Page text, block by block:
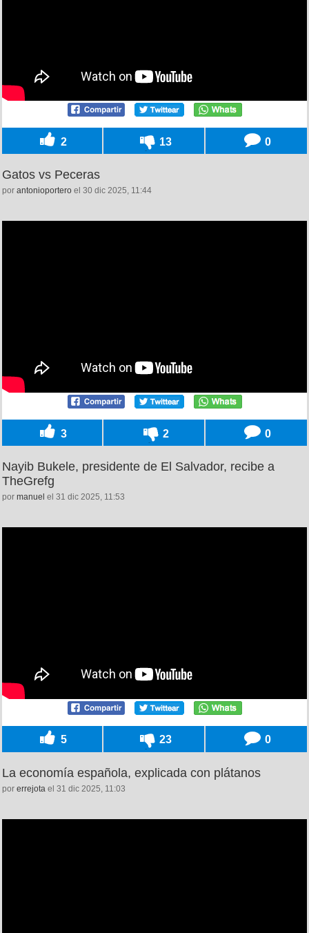
2 13 0
Gatos vs Peceras
por antonioportero el 30 dic 2025, 11:44
3 2 0
Nayib Bukele, presidente de El Salvador, recibe a
TheGrefg
por manuel el 31 dic 2025, 11:53
5 23 0
La economía española, explicada con plátanos
por errejota el 31 dic 2025, 11:03